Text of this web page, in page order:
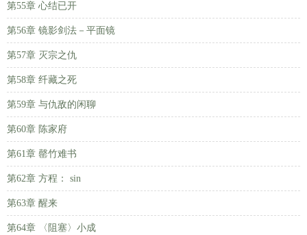
第55章 心结已开
第56章 镜影剑法－平面镜
第57章 灭宗之仇
第58章 纤藏之死
第59章 与仇敌的闲聊
第60章 陈家府
第61章 罄竹难书
第62章 方程： sin
第63章 醒来
第64章 〈阻塞〉小成